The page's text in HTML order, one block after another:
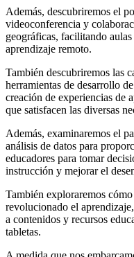
Además, descubriremos el
videoconferencia y
geográficas, facilitando
aprendizaje remoto.
También descubriremos las
herramientas de desarrollo
creación de experiencias de
que satisfacen las diversas
Además, examinaremos el
análisis de datos para
educadores para tomar
instrucción y mejorar el
También exploraremos
revolucionado el
a contenidos y recursos
tabletas.